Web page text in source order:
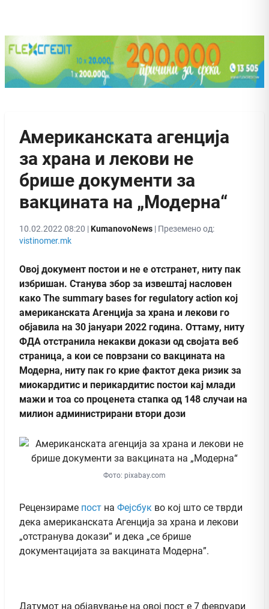
Американската агенција
за храна и лекови не
брише документи за
вакцината на „Модерна“
10.02.2022 08:20 |KumanovoNews | Преземено од:
vistinomer.mk
Oвој документ постои и не е отстранет, ниту пак
избришан. Станува збор за извештај насловен
како The summary bases for regulatory action кој
американската Агенција за храна и лекови го
објавила на 30 јануари 2022 година. Оттаму, ниту
ФДА отстранила некакви докази од својата веб
страница, а кои се поврзани со вакцината на
Модерна, ниту пак го крие фактот дека ризик за
миокардитис и перикардитис постои кај млади
мажи и тоа со проценета стапка од 148 случаи на
милион администрирани втори дози
Фото: pixabay.com
Рецензираме пост на Фејсбук во кој што се тврди
дека американската Агенција за храна и лекови
„отстранува докази” и дека „се брише
документацијата за вакцината Модерна”.
Датумот на објавување на овој пост е 7 февруари